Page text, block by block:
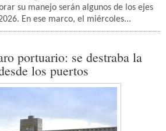
su manejo serán algunos de los ejes
En ese marco, el miércoles...
portuario: se destraba la
los puertos